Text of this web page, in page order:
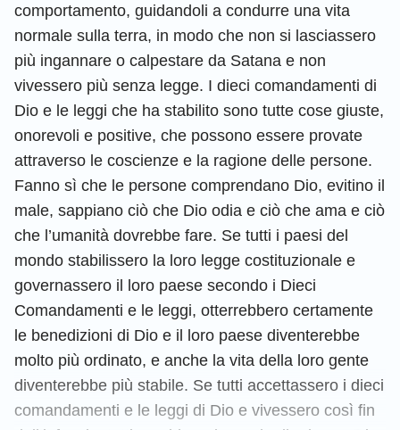
comportamento, guidandoli a condurre una vita
normale sulla terra, in modo che non si lasciassero
più ingannare o calpestare da Satana e non
vivessero più senza legge. I dieci comandamenti di
Dio e le leggi che ha stabilito sono tutte cose giuste,
onorevoli e positive, che possono essere provate
attraverso le coscienze e la ragione delle persone.
Fanno sì che le persone comprendano Dio, evitino il
male, sappiano ciò che Dio odia e ciò che ama e ciò
che l’umanità dovrebbe fare. Se tutti i paesi del
mondo stabilissero la loro legge costituzionale e
governassero il loro paese secondo i Dieci
Comandamenti e le leggi, otterrebbero certamente
le benedizioni di Dio e il loro paese diventerebbe
molto più ordinato, e anche la vita della loro gente
diventerebbe più stabile. Se tutti accettassero i dieci
comandamenti e le leggi di Dio e vivessero così fin